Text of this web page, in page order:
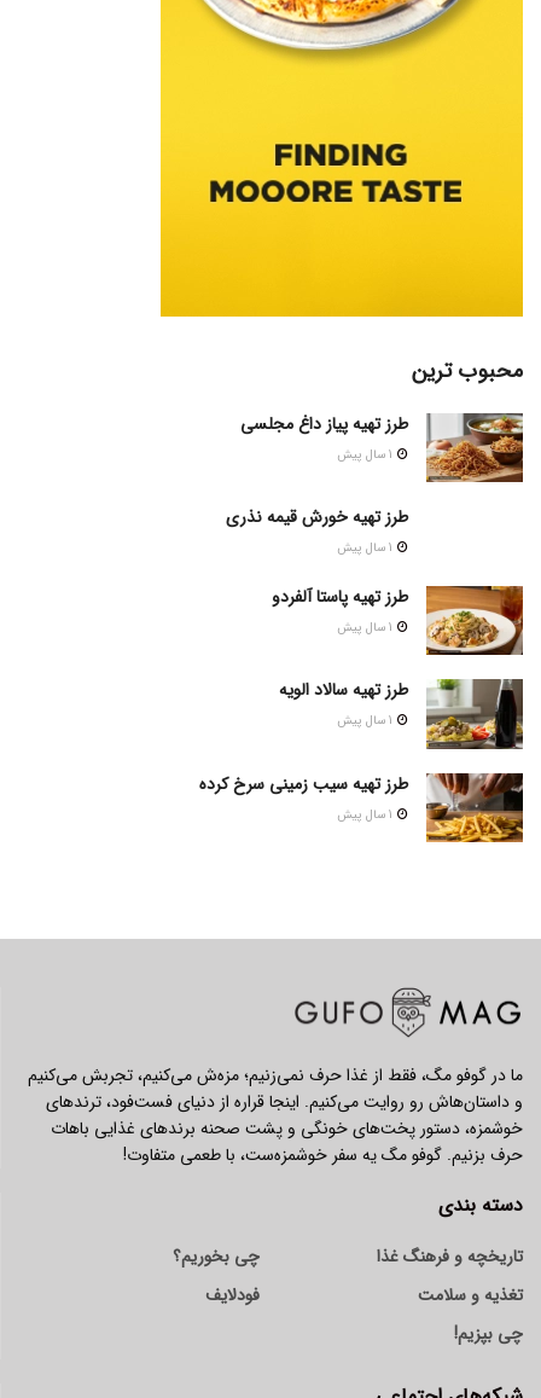
محبوب ترین
طرز تهیه پیاز داغ مجلسی
طرز تهیه خورش قیمه نذری
طرز تهیه پاستا آلفردو
طرز تهیه سالاد الویه
طرز تهیه سیب زمینی سرخ کرده
ما در گوفو مگ، فقط از غذا حرف نمی‌زنیم؛ مزه‌ش می‌کنیم، تجربش می‌کنیم
و داستان‌هاش رو روایت می‌کنیم. اینجا قراره از دنیای فست‌فود، ترندهای
خوشمزه، دستور پخت‌های خونگی و پشت صحنه برندهای غذایی باهات
حرف بزنیم. گوفو مگ یه سفر خوشمزه‌ست، با طعمی متفاوت!
دسته بندی
تاریخچه و فرهنگ غذا
تغذیه و سلامت
چی بپزیم!
چی بخوریم؟
فودلایف